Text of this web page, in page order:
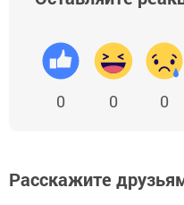
0 0 0
Расскажите